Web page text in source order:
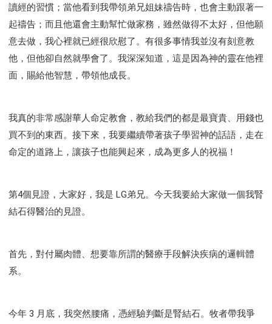
讀經的習慣；當他看到我帶領弟兄姐妹禱告時，也會主動跟著一
起禱告；而且他還會主動幫忙做家務，雖然做得不太好，但他願
意去做，我心裡就已經很欣慰了。有很多事情我並沒有刻意教
他，但他卻自然就學會了。我深深知道，這是因為神的靈在他裡
面，賜給他智慧，帶領他成長。
我真的非常感謝華人命定教會，教給我們的都是最寶貴、用錢也
買不到的東西。接下來，我要繼續帶著孩子學習神的話語，走在
命定的道路上，讓孩子也能興起來，成為更多人的祝福！
第4個見證，大家好，我是 LG弟兄。今天我要給大家做一個我腎
結石得醫治的見證。
首先，對付屬肉體、想要靠所謂的醫療手段解決疾病的邏輯體
系。
今年 3 月底，我突然腰痛，憑經驗判斷是腎結石。牧者帶我爭